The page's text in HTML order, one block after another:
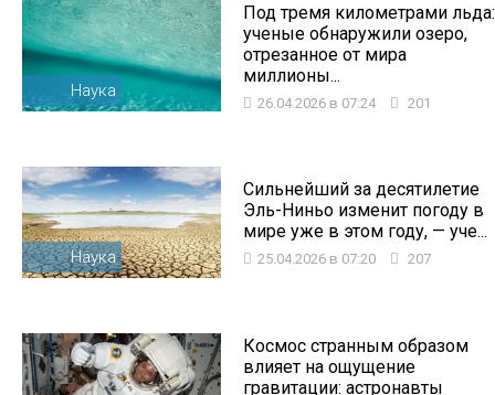
Наука
Под тремя километрами льда:
ученые обнаружили озеро,
отрезанное от мира
миллионы...
26.04.2026 в 07:24 201
Наука
Сильнейший за десятилетие
Эль-Ниньо изменит погоду в
мире уже в этом году, — уче...
25.04.2026 в 07:20 207
Космос странным образом
влияет на ощущение
гравитации: астронавты